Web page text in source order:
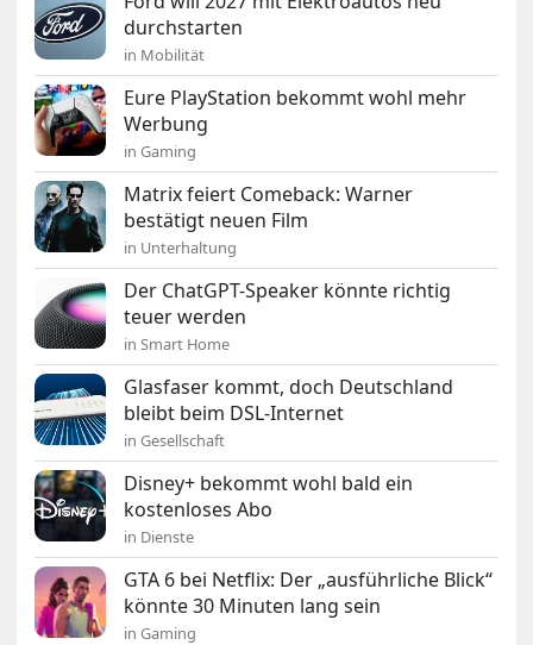
durchstarten
in Mobilität
Eure PlayStation bekommt wohl mehr
Werbung
in Gaming
Matrix feiert Comeback: Warner
bestätigt neuen Film
in Unterhaltung
Der ChatGPT-Speaker könnte richtig
teuer werden
in Smart Home
Glasfaser kommt, doch Deutschland
bleibt beim DSL-Internet
in Gesellschaft
Disney+ bekommt wohl bald ein
kostenloses Abo
in Dienste
GTA 6 bei Netflix: Der „ausführliche Blick“
könnte 30 Minuten lang sein
in Gaming